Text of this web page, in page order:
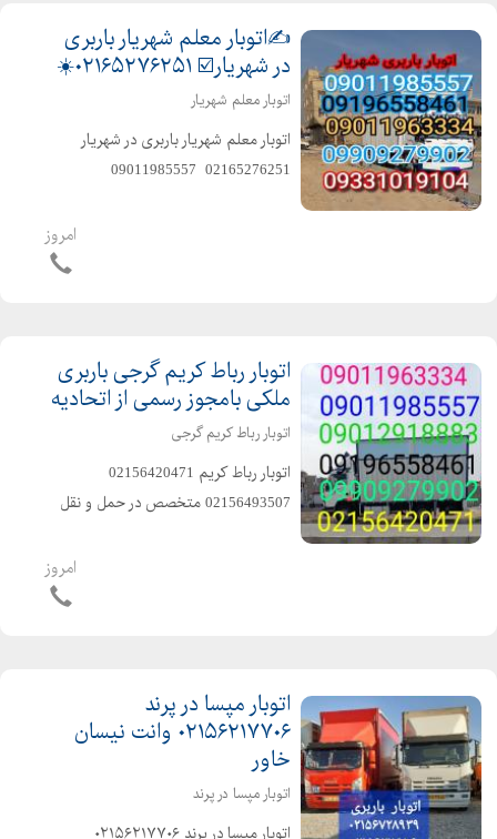
✍️اتوبار معلم شهریار باربری
در شهریار☑️ ۰۲۱۶۵۲۷۶۲۵۱☀️
اتوبار معلم شهریار
اتوبار معلم شهریار باربری در شهریار
02165276251 ️ 09011985557 ️
دهی به تمام نقاط شهر و حومه شهر با
ماشینهای مسقف و موکت شده و پتو دار
امروز
اتوبار رباط کریم گرجی باربری
ملکی بامجوز رسمی از اتحادیه
اتوبار رباط کریم گرجی
️اتوبار رباط کریم️ 02156420471 ️
02156493507 ️متخصص در حمل و نقل
و غیره ️سرویس دهی به تمام نقاط کشور
امروز
اتوبار مپسا در پرند
۰۲۱۵۶۲۱۷۷۰۶ وانت نیسان
خاور
اتوبار مپسا در پرند